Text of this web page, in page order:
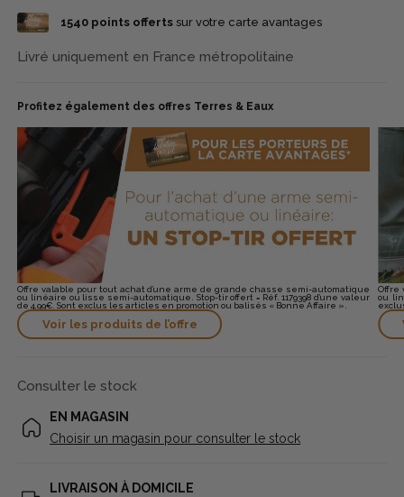
d’accessoires compatibles. La BAR MK4 Composite Black
s’impose ainsi comme une carabine fiable, moderne et
parfaitement adaptée aux chasseurs recherchant performance
et durabilité en battue.
1540points offertssur votre carte avantages
Livré uniquement en France métropolitaine
Profitez également des offres Terres & Eaux
Offre valable pour tout achat d’une arme de grande chasse semi-automatique
ou linéaire ou lisse semi-automatique. Stop-tir offert = Réf. 1179398 d’une valeur
de 4,99€. Sont exclus les articles en promotion ou balisés « Bonne Affaire ».
Voir les produits de l’offre
Offre
ou
Consulter le stock
EN MAGASIN
Choisir un magasin pour consulter le stock
LIVRAISON À DOMICILE